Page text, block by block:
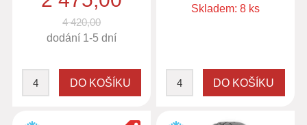
4 420,00
dodání 1-5 dní
Skladem: 8 ks